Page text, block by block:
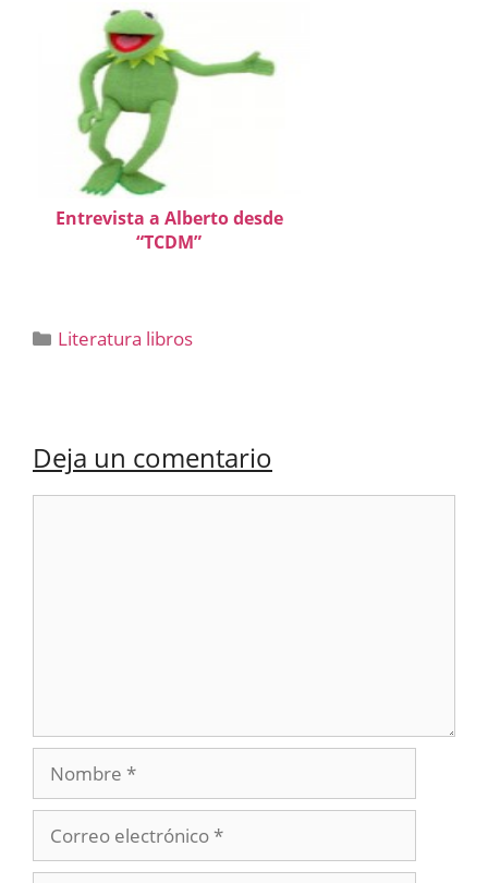
Entrevista a Alberto desde
“TCDM”
Categorías
Literatura libros
Deja un comentario
Nombre
electrónico